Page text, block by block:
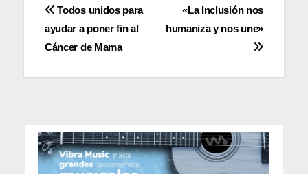
Navegación
de
entradas
«La Inclusión nos
humaniza y nos une»
Todos unidos para
ayudar a poner fin al
Cáncer de Mama